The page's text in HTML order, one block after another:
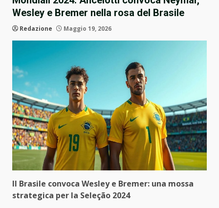
Wesley e Bremer nella rosa del Brasile
Redazione Maggio 19, 2026
Il Brasile convoca Wesley e Bremer: una mossa
strategica per la Seleção 2024